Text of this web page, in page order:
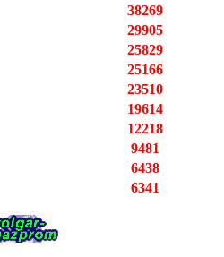
38269
29905
25829
25166
23510
19614
12218
9481
6438
6341